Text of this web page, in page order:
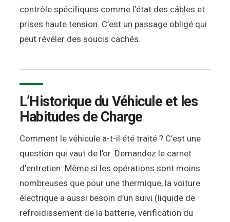
contrôle spécifiques comme l’état des câbles et
prises haute tension. C’est un passage obligé qui
peut révéler des soucis cachés.
L’Historique du Véhicule et les
Habitudes de Charge
Comment le véhicule a-t-il été traité ? C’est une
question qui vaut de l’or. Demandez le carnet
d’entretien. Même si les opérations sont moins
nombreuses que pour une thermique, la voiture
électrique a aussi besoin d’un suivi (liquide de
refroidissement de la batterie, vérification du